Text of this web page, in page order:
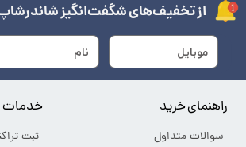
از تخفیف‌های شگفت‌انگیز
خدمات
ثبت
راهنمای خرید
سوالات متداول